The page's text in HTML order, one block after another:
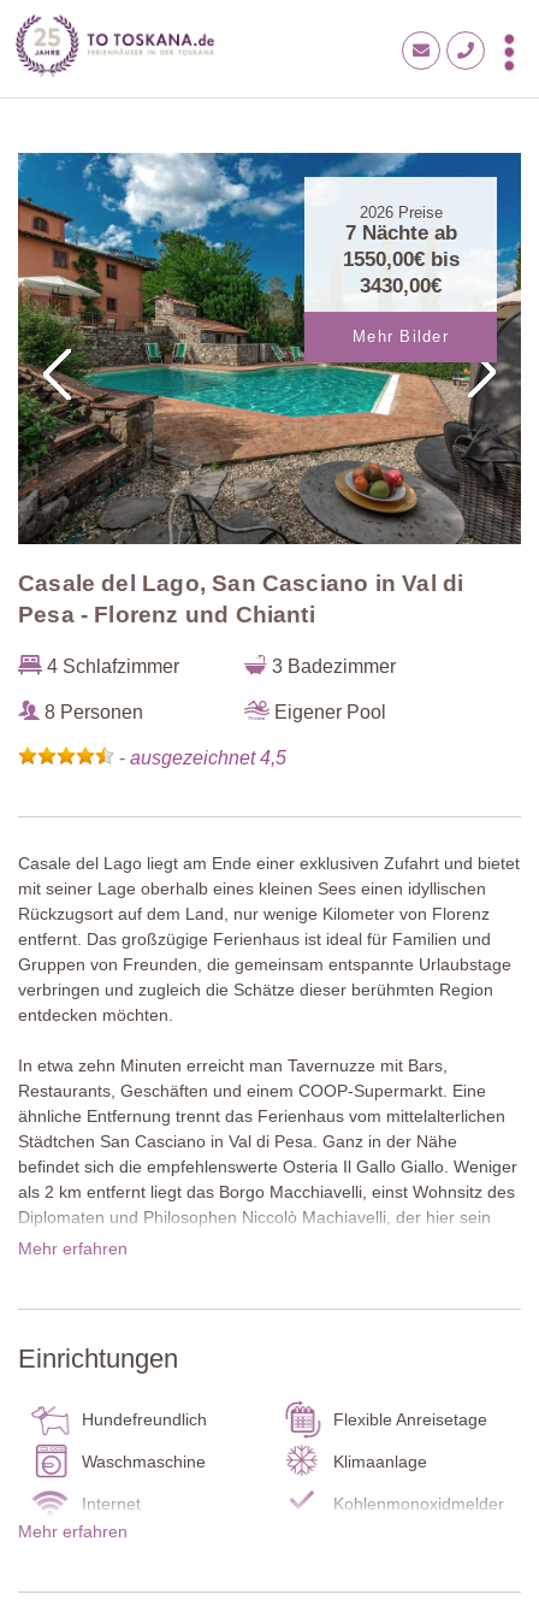
2026Preise
7 Nächte ab
1550,00€bis
3430,00€
Mehr Bilder
Casale del Lago, San Casciano in Val di
Pesa - Florenz und Chianti
4 Schlafzimmer 3 Badezimmer
8 Personen Eigener Pool
- ausgezeichnet 4,5
Casale del Lago liegt am Ende einer exklusiven Zufahrt und bietet
mit seiner Lage oberhalb eines kleinen Sees einen idyllischen
Rückzugsort auf dem Land, nur wenige Kilometer von Florenz
entfernt. Das großzügige Ferienhaus ist ideal für Familien und
Gruppen von Freunden, die gemeinsam entspannte Urlaubstage
verbringen und zugleich die Schätze dieser berühmten Region
entdecken möchten.
In etwa zehn Minuten erreicht man Tavernuzze mit Bars,
Restaurants, Geschäften und einem COOP-Supermarkt. Eine
ähnliche Entfernung trennt das Ferienhaus vom mittelalterlichen
Städtchen San Casciano in Val di Pesa. Ganz in der Nähe
befindet sich die empfehlenswerte Osteria Il Gallo Giallo. Weniger
als 2 km entfernt liegt das Borgo Macchiavelli, einst Wohnsitz des
Diplomaten und Philosophen Niccolò Machiavelli, der hier sein
Werk Der Fürst schrieb. Heute ist dieser besondere Ort für seine
während sich Siena und San Gimignano bestens für
Tagesausflüge eignen.
Das Ferienhaus ist in einem warmen Terrakottaton gestrichen und
verfügt über eine Terrasse entlang der Vorderseite mit
gemütlicher Sitzecke und einem Esstisch unter einem Pavillon.
Mediterrane Bepflanzung, Rasenflächen, ein Kinderspielplatz und
ein Whirlpool unter einer Pergola bereichern das Anwesen.
Unterhalb des Hauses befindet sich der schöne Pool mit
Mehr erfahren
Einrichtungen
Hundefreundlich Flexible Anreisetage
Waschmaschine Klimaanlage
Internet Kohlenmonoxidmelder
Rauchmelder
Mehr erfahren